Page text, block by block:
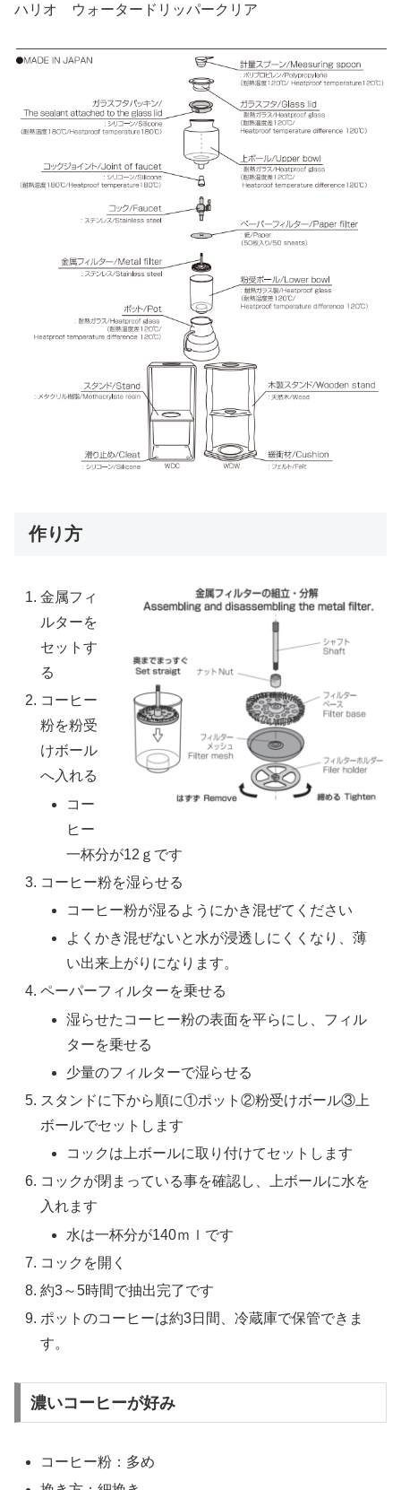
ハリオ ウォータードリッパークリア
作り方
金属フィ
ルターを
セットす
る
コーヒー
粉を粉受
けボール
へ入れる
コー
ヒー
一杯分が12ｇです
コーヒー粉を湿らせる
コーヒー粉が湿るようにかき混ぜてください
よくかき混ぜないと水が浸透しにくくなり、薄
い出来上がりになります。
ペーパーフィルターを乗せる
湿らせたコーヒー粉の表面を平らにし、フィル
ターを乗せる
少量のフィルターで湿らせる
スタンドに下から順に①ポット②粉受けボール③上
ボールでセットします
コックは上ボールに取り付けてセットします
コックが閉まっている事を確認し、上ボールに水を
入れます
水は一杯分が140ｍｌです
コックを開く
約3～5時間で抽出完了です
ポットのコーヒーは約3日間、冷蔵庫で保管できま
す。
濃いコーヒーが好み
コーヒー粉：多め